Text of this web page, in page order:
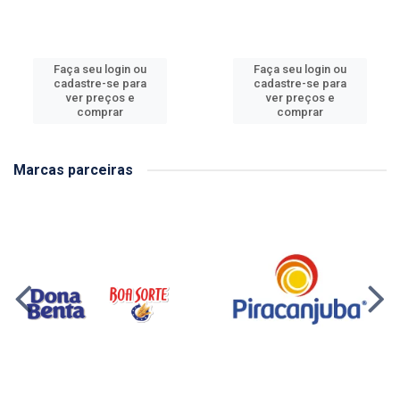
Faça seu login ou
cadastre-se para
ver preços e
comprar
Faça seu login ou
cadastre-se para
ver preços e
comprar
Marcas parceiras